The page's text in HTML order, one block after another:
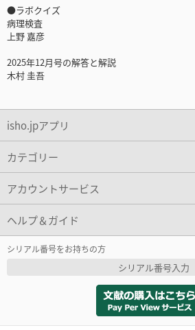
●ラボクイズ
病理検査
上野 嘉彦
2025年12月号の解答と解説
木村 圭吾
isho.jpアプリ
カテゴリー
アカウントサービス
ヘルプ＆ガイド
シリアル番号をお持ちの方
シリアル番号入力